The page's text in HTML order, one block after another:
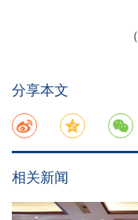
（
分享本文
相关新闻